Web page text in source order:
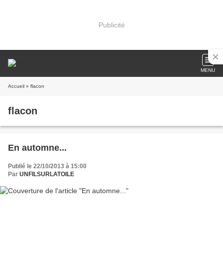
Publicité
MENU
Accueil » flacon
flacon
En automne...
Publié le 22/10/2013 à 15:00
Par UNFILSURLATOILE